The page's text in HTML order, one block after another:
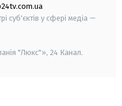
суб'єктів у сфері медіа —
"Люкс"», 24 Канал.